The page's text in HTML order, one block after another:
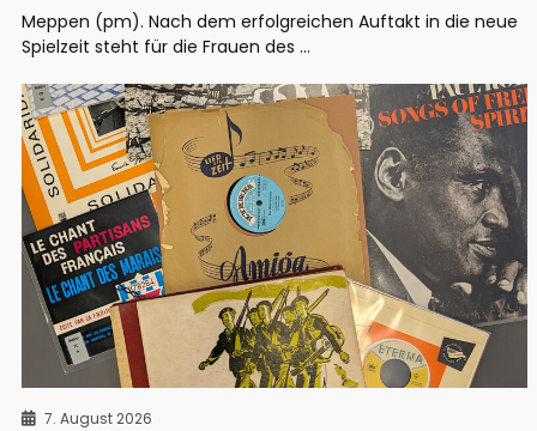
Meppen (pm). Nach dem erfolgreichen Auftakt in die neue
Spielzeit steht für die Frauen des ...
7. August 2026